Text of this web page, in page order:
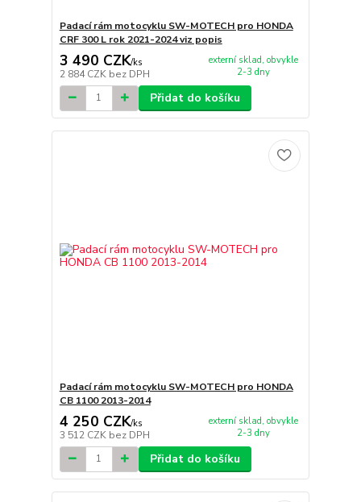
Padací rám motocyklu SW-MOTECH pro HONDA
CRF 300 L rok 2021-2024 viz popis
3 490 CZK/ks
2 884 CZK bez DPH
externí sklad, obvykle
2-3 dny
Přidat do košíku
Padací rám motocyklu SW-MOTECH pro HONDA
CB 1100 2013-2014
4 250 CZK/ks
3 512 CZK bez DPH
externí sklad, obvykle
2-3 dny
Přidat do košíku